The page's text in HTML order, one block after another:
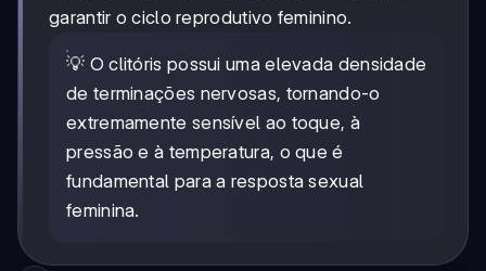
garantir o ciclo reprodutivo feminino.
💡 O clitóris possui uma elevada densidade
de terminações nervosas, tornando-o
extremamente sensível ao toque, à
pressão e à temperatura, o que é
fundamental para a resposta sexual
feminina.